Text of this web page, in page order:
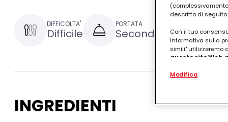
DIFFICOLTA'
Difficile
PORTATA
Secondo 1 ora
INGREDIENTI
descritto di seguito.
Con il tuo
Informativa sulla
simili" utilizzeremo
questo sito
.
(rispettivamente
terzi, conservare
Modifica